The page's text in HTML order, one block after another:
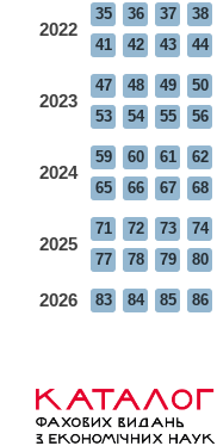
2022
35 36 37 38
41
42 43 44
2023
47 48 49 50
53
54 55 56
2024
59 60 61 62
65
66 67 68
2025
71 72 73 74
77
78 79 80
2026 83 84 85 86